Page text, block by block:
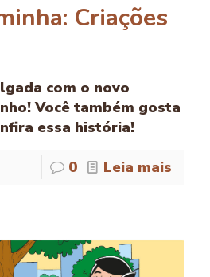
Criações
com o novo
Você também gosta
essa história!
0 Leia mais